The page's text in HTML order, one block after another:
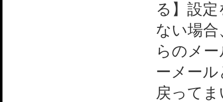
る】設
ない場
らのメ
ーメー
戻って